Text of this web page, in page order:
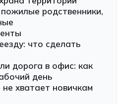
родственники,
что сделать
дорога в офис: как
день
хватает новичкам